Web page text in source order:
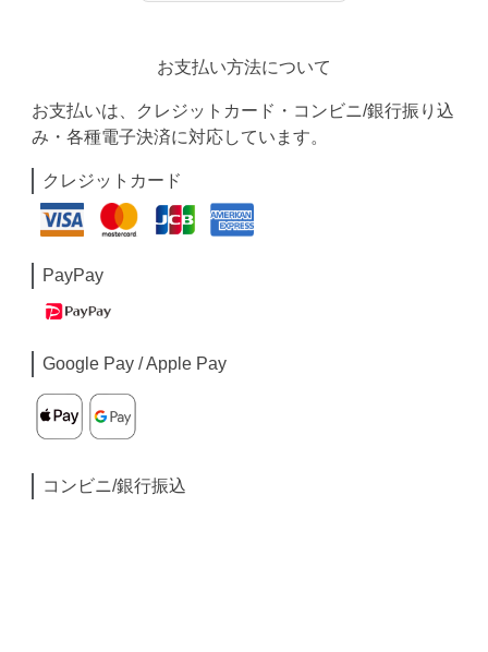
お支払い方法について
お支払いは、クレジットカード・コンビニ/銀行振り込
み・各種電子決済に対応しています。
クレジットカード
PayPay
Google Pay / Apple Pay
コンビニ/銀行振込